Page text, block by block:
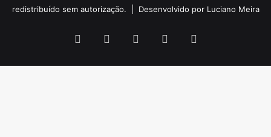
redistribuído sem autorização. | Desenvolvido por Luciano Meira
Facebook YouTubeInstagram